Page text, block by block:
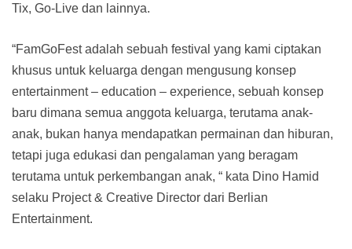
Tix, Go-Live dan lainnya.
“FamGoFest adalah sebuah festival yang kami ciptakan
khusus untuk keluarga dengan mengusung konsep
entertainment – education – experience, sebuah konsep
baru dimana semua anggota keluarga, terutama anak-
anak, bukan hanya mendapatkan permainan dan hiburan,
tetapi juga edukasi dan pengalaman yang beragam
terutama untuk perkembangan anak, “ kata Dino Hamid
selaku Project & Creative Director dari Berlian
Entertainment.